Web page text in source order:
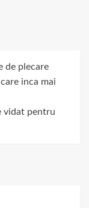
de plecare
inca mai
vidat pentru